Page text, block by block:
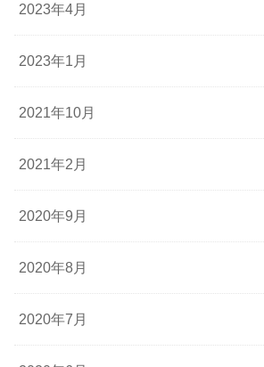
2023年4月
2023年1月
2021年10月
2021年2月
2020年9月
2020年8月
2020年7月